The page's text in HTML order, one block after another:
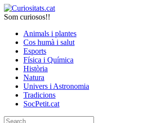
Som curiosos!!
Animals i plantes
Cos humà i salut
Esports
Física i Química
Història
Natura
Univers i Astronomia
Tradicions
SocPetit.cat